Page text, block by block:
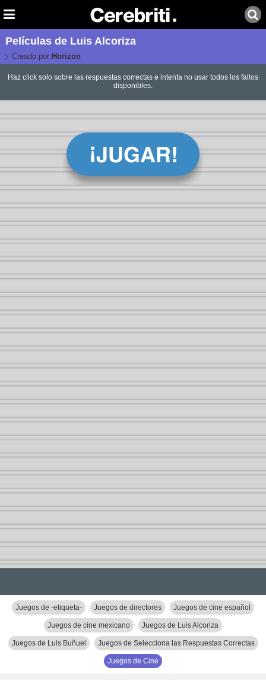
Películas de Luis Alcoriza
Creado por: Horizon
Haz click solo sobre las respuestas correctas e intenta no usar todos los fallos
disponibles.
Juegos de -etiqueta- Juegos de directores Juegos de cine español
Juegos de cine mexicano Juegos de Luis Alcoriza
Juegos de Luis Buñuel Juegos de Selecciona las Respuestas Correctas
Juegos de Cine